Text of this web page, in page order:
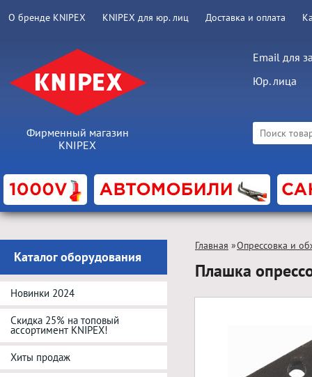
О бренде KNIPEX KNIPEX для юр. лиц Доставка и оплата
Фирменный магазин
KNIPEX
Email для
Юр. лица
Каталог оборудования
Новинки 2024
Скидка 25% на топовый
ассортимент KNIPEX!
Хиты продаж
Главная »Опрессовка и
Плашка